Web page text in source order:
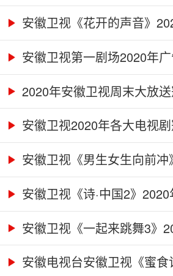
作...安徽卫视《花开的声音》
安徽卫视第一剧场2020年
2020年安徽卫视周末大放
安徽卫视2020年各大电视
安徽卫视《男生女生向前冲
安徽卫视《诗·中国2》
安徽卫视《一起来跳舞3》
安徽电视台安徽卫视《蜜食